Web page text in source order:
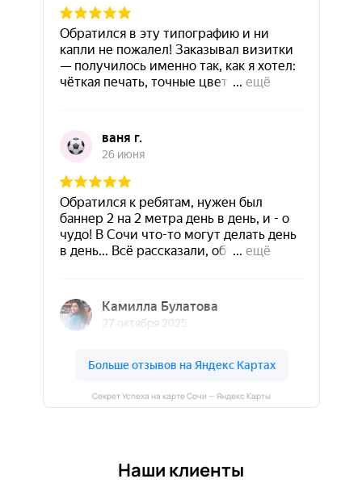
Секрет Успеха на карте Сочи — Яндекс Карты
Наши клиенты